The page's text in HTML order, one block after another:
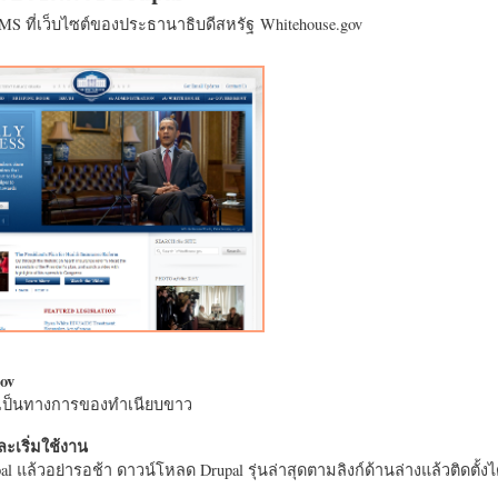
ที่เว็บไซต์ของประธานาธิบดีสหรัฐ Whitehouse.gov
ป็นทางการของทำเนียบขาว
เริ่มใช้งาน
แล้วอย่ารอช้า ดาวน์โหลด Drupal รุ่นล่าสุดตามลิงก์ด้านล่างแล้วติดตั้ง